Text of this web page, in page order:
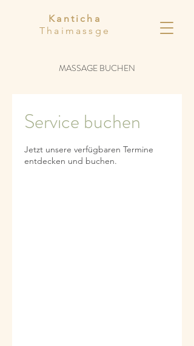
Kanticha
Thaimassge
MASSAGE BUCHEN
Service buchen
Jetzt unsere verfügbaren Termine
entdecken und buchen.